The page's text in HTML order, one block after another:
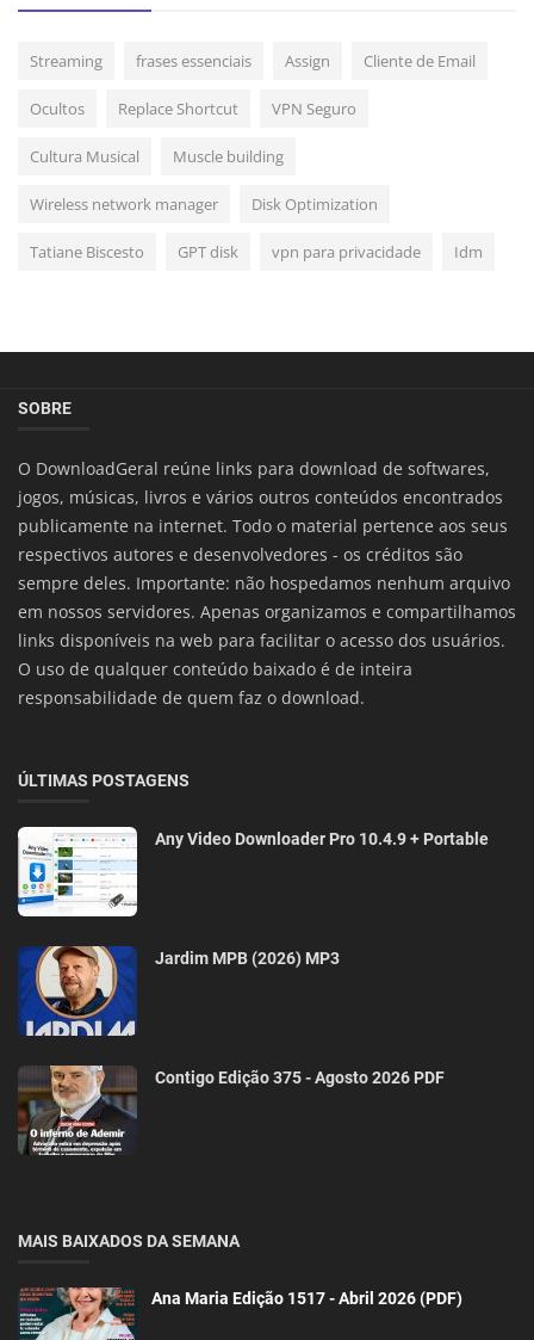
Streaming frases essenciais Assign Cliente de Email
Ocultos Replace Shortcut VPN Seguro
Cultura Musical Muscle building
Wireless network manager Disk Optimization
Tatiane Biscesto GPT disk vpn para privacidade Idm
SOBRE
O DownloadGeral reúne links para download de softwares,
jogos, músicas, livros e vários outros conteúdos encontrados
publicamente na internet. Todo o material pertence aos seus
respectivos autores e desenvolvedores - os créditos são
sempre deles. Importante: não hospedamos nenhum arquivo
em nossos servidores. Apenas organizamos e compartilhamos
links disponíveis na web para facilitar o acesso dos usuários.
O uso de qualquer conteúdo baixado é de inteira
responsabilidade de quem faz o download.
ÚLTIMAS POSTAGENS
Any Video Downloader Pro 10.4.9 + Portable
Jardim MPB (2026) MP3
Contigo Edição 375 - Agosto 2026 PDF
MAIS BAIXADOS DA SEMANA
Ana Maria Edição 1517 - Abril 2026 (PDF)